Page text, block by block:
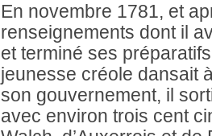
En novembre 1781, et
renseignements dont il
et terminé ses
jeunesse créole dansait
son gouvernement, il
avec environ trois cent